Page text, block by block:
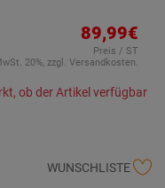
89,99€
Preis / ST
20%, zzgl. Versandkosten.
ob der Artikel verfügbar
WUNSCHLISTE